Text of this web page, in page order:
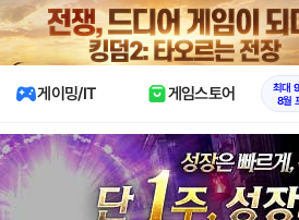
X
게이밍/IT 게임스토어
최대
8월